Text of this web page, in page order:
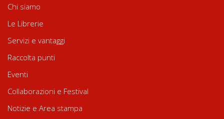
Chi siamo
Le Librerie
Servizi e vantaggi
Raccolta punti
Eventi
Collaborazioni e Festival
Notizie e Area stampa